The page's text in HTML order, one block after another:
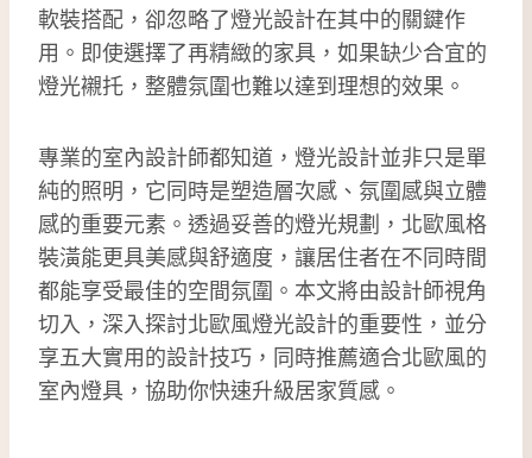
軟裝搭配，卻忽略了燈光設計在其中的關鍵作
用。即使選擇了再精緻的家具，如果缺少合宜的
燈光襯托，整體氛圍也難以達到理想的效果。
專業的室內設計師都知道，燈光設計並非只是單
純的照明，它同時是塑造層次感、氛圍感與立體
感的重要元素。透過妥善的燈光規劃，北歐風格
裝潢能更具美感與舒適度，讓居住者在不同時間
都能享受最佳的空間氛圍。本文將由設計師視角
切入，深入探討北歐風燈光設計的重要性，並分
享五大實用的設計技巧，同時推薦適合北歐風的
室內燈具，協助你快速升級居家質感。